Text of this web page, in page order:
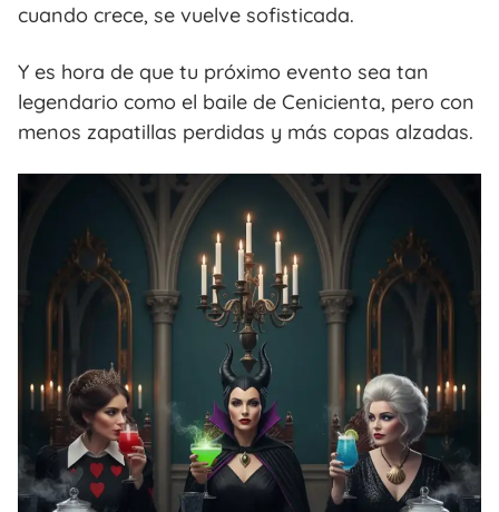
cuando crece, se vuelve sofisticada.
Y es hora de que tu próximo evento sea tan
legendario como el baile de Cenicienta, pero con
menos zapatillas perdidas y más copas alzadas.